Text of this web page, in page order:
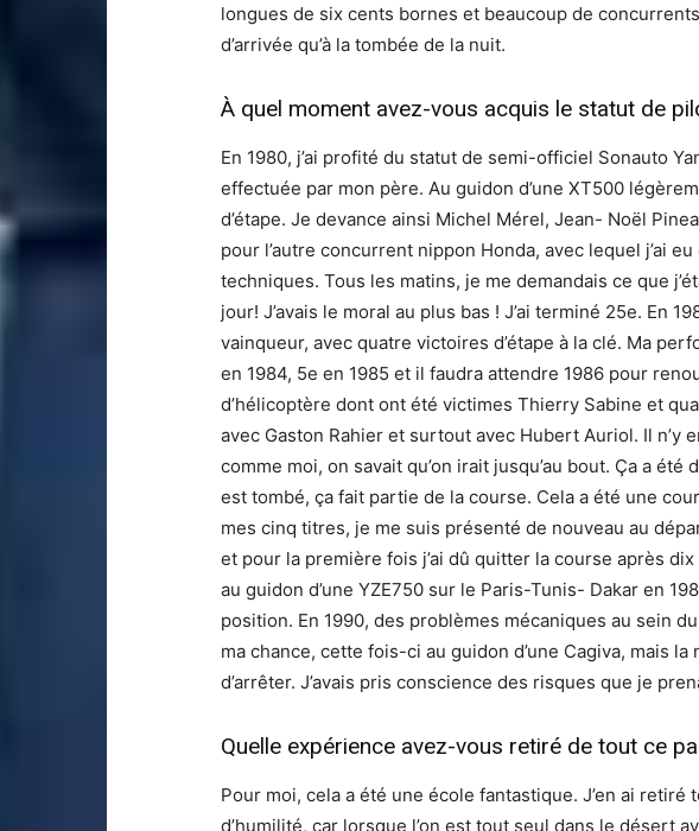
longues de six cents bornes et beaucoup de
d’arrivée qu’à la tombée de la nuit.
À quel moment avez-vous acquis le statut de
En 1980, j’ai profité du statut de semi-officiel Sonauto
effectuée par mon père. Au guidon d’une XT500
d’étape. Je devance ainsi Michel Mérel, Jean- Noël
pour l’autre concurrent nippon Honda, avec lequel j’ai
techniques. Tous les matins, je me demandais ce que
jour! J’avais le moral au plus bas ! J’ai terminé 25e. En
vainqueur, avec quatre victoires d’étape à la clé. Ma
en 1984, 5e en 1985 et il faudra attendre 1986 pour
d’hélicoptère dont ont été victimes Thierry Sabine et
avec Gaston Rahier et surtout avec Hubert Auriol. Il
comme moi, on savait qu’on irait jusqu’au bout. Ça a
est tombé, ça fait partie de la course. Cela a été une
mes cinq titres, je me suis présenté de nouveau au
et pour la première fois j’ai dû quitter la course après
au guidon d’une YZE750 sur le Paris-Tunis- Dakar en
position. En 1990, des problèmes mécaniques au sein
ma chance, cette fois-ci au guidon d’une Cagiva, mais la
d’arrêter. J’avais pris conscience des risques que je
Quelle expérience avez-vous retiré de tout ce
Pour moi, cela a été une école fantastique. J’en ai
d’humilité, car lorsque l’on est tout seul dans le désert